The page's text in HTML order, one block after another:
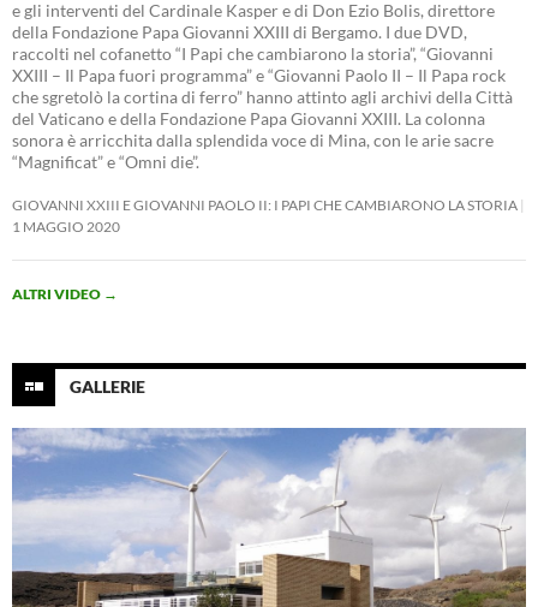
e gli interventi del Cardinale Kasper e di Don Ezio Bolis, direttore
della Fondazione Papa Giovanni XXIII di Bergamo. I due DVD,
raccolti nel cofanetto “I Papi che cambiarono la storia”, “Giovanni
XXIII – Il Papa fuori programma” e “Giovanni Paolo II – Il Papa rock
che sgretolò la cortina di ferro” hanno attinto agli archivi della Città
del Vaticano e della Fondazione Papa Giovanni XXIII. La colonna
sonora è arricchita dalla splendida voce di Mina, con le arie sacre
“Magnificat” e “Omni die”.
GIOVANNI XXIII E GIOVANNI PAOLO II: I PAPI CHE CAMBIARONO LA STORIA
1 MAGGIO 2020
ALTRI VIDEO →
GALLERIE